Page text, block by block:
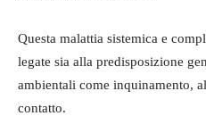
Questa malattia sistemica e
legate sia alla predisposizione
ambientali come inquinamento,
contatto.